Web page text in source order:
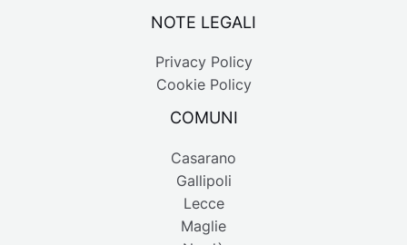
NOTE LEGALI
Privacy Policy
Cookie Policy
COMUNI
Casarano
Gallipoli
Lecce
Maglie